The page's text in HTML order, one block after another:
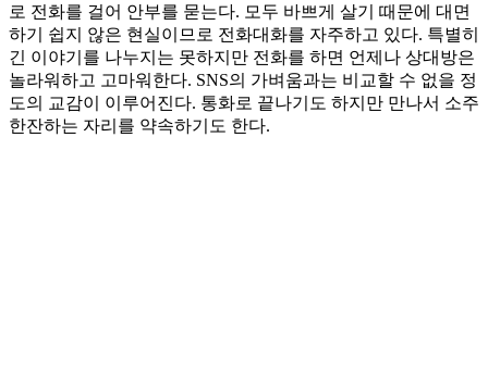
로 전화를 걸어 안부를 묻는다. 모두 바쁘게 살기 때문에 대면
하기 쉽지 않은 현실이므로 전화대화를 자주하고 있다. 특별히
긴 이야기를 나누지는 못하지만 전화를 하면 언제나 상대방은
놀라워하고 고마워한다. SNS의 가벼움과는 비교할 수 없을 정
도의 교감이 이루어진다. 통화로 끝나기도 하지만 만나서 소주
한잔하는 자리를 약속하기도 한다.